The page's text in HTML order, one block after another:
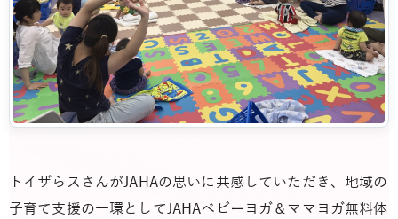
トイザらスさんがJAHAの思いに共感していただき、地域の
子育て支援の一環としてJAHAベビーヨガ＆ママヨガ無料体